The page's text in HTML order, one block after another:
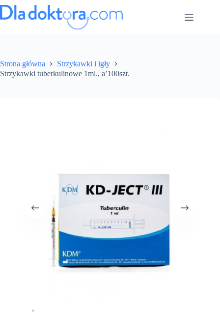
Strona główna
Strzykawki i igły
Strzykawki tuberkulinowe 1ml., a’100szt.